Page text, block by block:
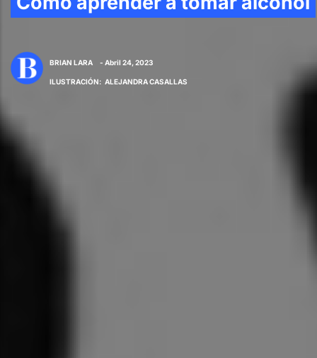
BRIAN LARA - Abril 24, 2023
ILUSTRACIÓN: ALEJANDRA CASALLAS